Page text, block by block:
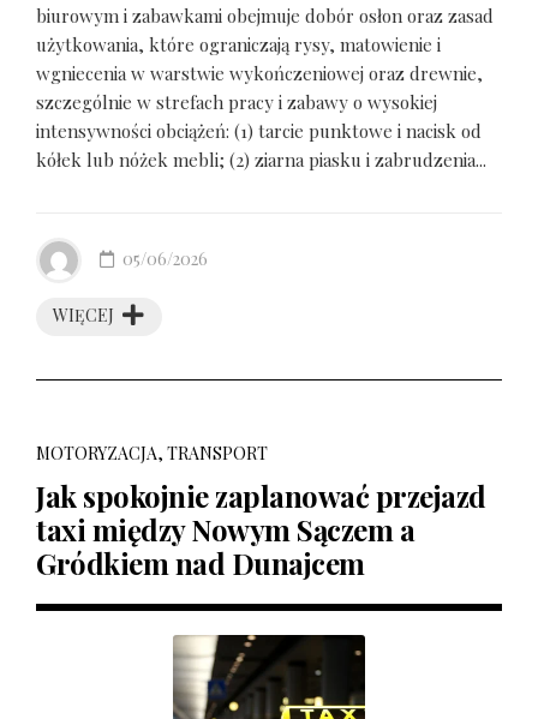
biurowym i zabawkami obejmuje dobór osłon oraz zasad
użytkowania, które ograniczają rysy, matowienie i
wgniecenia w warstwie wykończeniowej oraz drewnie,
szczególnie w strefach pracy i zabawy o wysokiej
intensywności obciążeń: (1) tarcie punktowe i nacisk od
kółek lub nóżek mebli; (2) ziarna piasku i zabrudzenia...
WIĘCEJ
05/06/2026
MOTORYZACJA, TRANSPORT
Jak spokojnie zaplanować przejazd
taxi między Nowym Sączem a
Gródkiem nad Dunajcem